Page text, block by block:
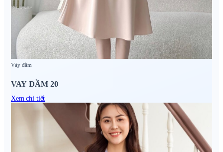
Váy đầm
VAY ĐẦM 20
Xem chi tiết